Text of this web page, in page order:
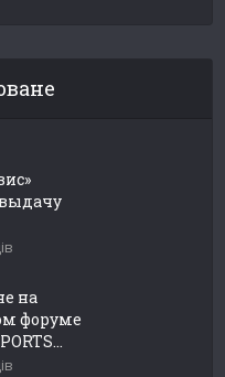
на
форуме